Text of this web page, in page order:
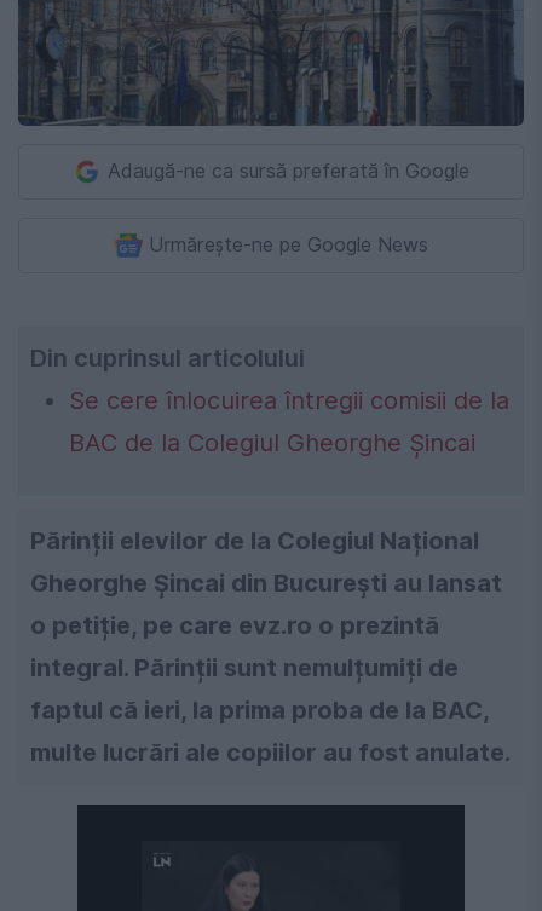
Adaugă-ne ca sursă preferată în Google
Urmărește-ne pe Google News
Din cuprinsul articolului
Se cere înlocuirea întregii comisii de la
BAC de la Colegiul Gheorghe Șincai
Părinții elevilor de la Colegiul Național
Gheorghe Șincai din București au lansat
o petiție, pe care evz.ro o prezintă
integral. Părinții sunt nemulțumiți de
faptul că ieri, la prima proba de la BAC,
multe lucrări ale copiilor au fost anulate.